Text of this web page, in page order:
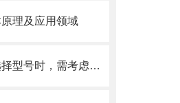
理及应用领域
自动排屑机用户选择型号时，需考虑哪些事项？